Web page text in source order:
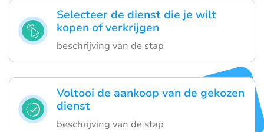
Selecteer de dienst die je wilt
kopen of verkrijgen
beschrijving van de stap
Voltooi de aankoop van de gekozen
dienst
beschrijving van de stap